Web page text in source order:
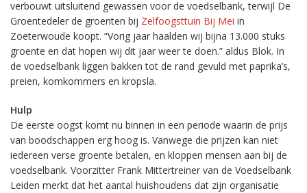
verbouwt uitsluitend gewassen voor de voedselbank, terwijl De
Groentedeler de groenten bij Zelfoogsttuin Bij Mei in
Zoeterwoude koopt. “Vorig jaar haalden wij bijna 13.000 stuks
groente en dat hopen wij dit jaar weer te doen.” aldus Blok. In
de voedselbank liggen bakken tot de rand gevuld met paprika’s,
preien, komkommers en kropsla.
Hulp
De eerste oogst komt nu binnen in een periode waarin de prijs
van boodschappen erg hoog is. Vanwege die prijzen kan niet
iedereen verse groente betalen, en kloppen mensen aan bij de
voedselbank. Voorzitter Frank Mittertreiner van de Voedselbank
Leiden merkt dat het aantal huishoudens dat zijn organisatie